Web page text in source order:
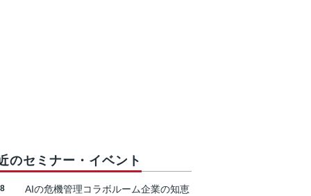
のセミナー・イベント
AIの危機管理コラボルーム企業の知恵